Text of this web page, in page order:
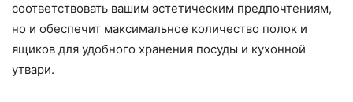
соответствовать вашим эстетическим предпочтениям,
но и обеспечит максимальное количество полок и
ящиков для удобного хранения посуды и кухонной
утвари.